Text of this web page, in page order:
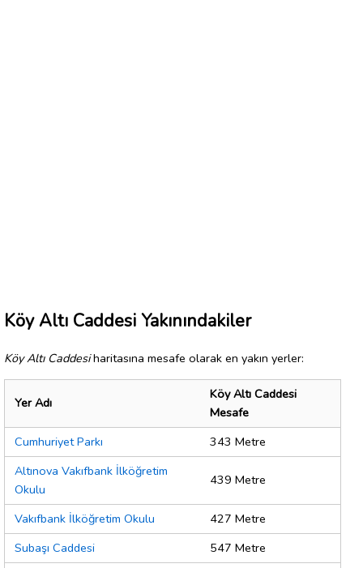
Köy Altı Caddesi Yakınındakiler
Köy Altı Caddesiharitasına mesafe olarak en yakın yerler:
Yer Adı
Köy Altı Caddesi
Mesafe
Cumhuriyet Parkı
343 Metre
Altınova Vakıfbank İlköğretim
Okulu
439 Metre
Vakıfbank İlköğretim Okulu
427 Metre
Subaşı Caddesi
547 Metre